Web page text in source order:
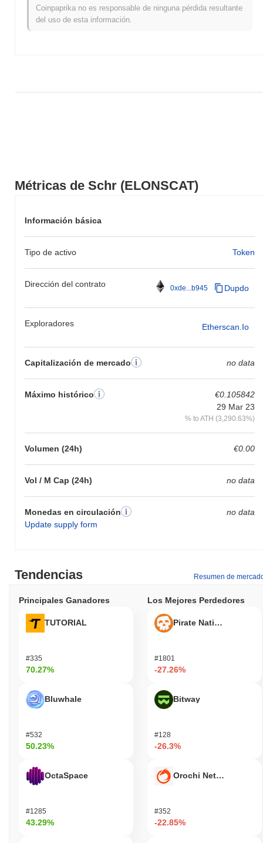
Métricas de Schr (ELONSCAT)
Información básica
Tipo de activo Token
Dirección del contrato 0xde...b945 Dupdo
Exploradores Etherscan.io
Capitalización de mercado no data
Máximo histórico
€0.105842
29 Mar 23
% to ATH (3,290.63%)
Volumen (24h) €0.00
Vol / M Cap (24h) no data
Monedas en circulación
Update supply form
no data
del mercado cripto general que registró una ganancia del 0.33%
Esto indica un retraso temporal en la acción del precio de
ELONSCAT en relación con el impulso del mercado más amplio.
Coinpaprika no es responsable de ninguna pérdida resultante
del uso de esta información.
Tendencias Resumen de
Principales Ganadores
TUTORIAL
#335
70.27%
Bluwhale
#532
50.23%
OctaSpace
#1285
43.29%
Los Mejores Perdedores
Pirate Nation Token
#1801
-27.26%
Bitway
#128
-26.3%
Orochi Network
#352
-22.85%